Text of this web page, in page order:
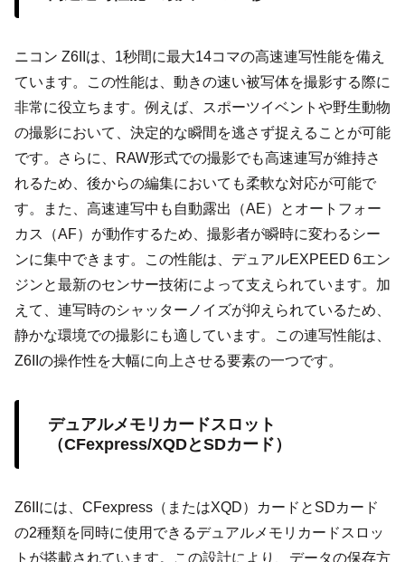
ニコン Z6IIは、1秒間に最大14コマの高速連写性能を備え
ています。この性能は、動きの速い被写体を撮影する際に
非常に役立ちます。例えば、スポーツイベントや野生動物
の撮影において、決定的な瞬間を逃さず捉えることが可能
です。さらに、RAW形式での撮影でも高速連写が維持さ
れるため、後からの編集においても柔軟な対応が可能で
す。また、高速連写中も自動露出（AE）とオートフォー
カス（AF）が動作するため、撮影者が瞬時に変わるシー
ンに集中できます。この性能は、デュアルEXPEED 6エン
ジンと最新のセンサー技術によって支えられています。加
えて、連写時のシャッターノイズが抑えられているため、
静かな環境での撮影にも適しています。この連写性能は、
Z6IIの操作性を大幅に向上させる要素の一つです。
デュアルメモリカードスロット
（CFexpress/XQDとSDカード）
Z6IIには、CFexpress（またはXQD）カードとSDカード
の2種類を同時に使用できるデュアルメモリカードスロッ
トが搭載されています。この設計により、データの保存方